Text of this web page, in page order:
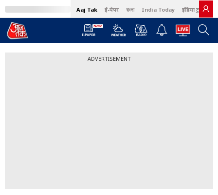
Aaj Tak ई-पेपर বাংলা India Today इंडिया टुडे हिंदी
ADVERTISEMENT